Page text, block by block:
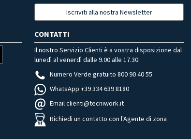
Iscriviti alla nostra Newsletter
CONTATTI
Il nostro Servizio Clienti è a vostra disposizione dal
lunedì al venerdì dalle 9.00 alle 17.30.
Numero Verde gratuito 800 90 40 55
WhatsApp +39 334 639 8180
Email clienti@tecniwork.it
Richiedi un contatto con l'Agente di zona